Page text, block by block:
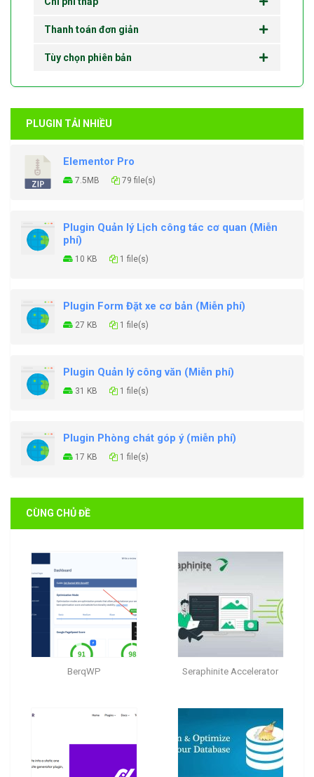
Thanh toán đơn giản
Tùy chọn phiên bản
PLUGIN TẢI NHIỀU
Elementor Pro
7.5MB 79 file(s)
Plugin Quản lý Lịch công tác cơ quan (Miễn
phí)
10 KB 1 file(s)
Plugin Form Đặt xe cơ bản (Miễn phí)
27 KB 1 file(s)
Plugin Quản lý công văn (Miễn phí)
31 KB 1 file(s)
Plugin Phòng chát góp ý (miễn phí)
17 KB 1 file(s)
CÙNG CHỦ ĐỀ
BerqWP Seraphinite Accelerator